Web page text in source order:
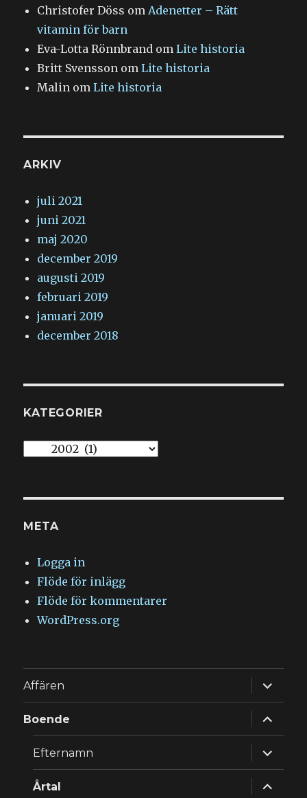
Christofer Döss omAdenetter – Rätt
vitamin för barn
Eva-Lotta Rönnbrand omLite historia
Britt Svensson omLite historia
Malin omLite historia
ARKIV
juli 2021
juni 2021
maj 2020
december 2019
augusti 2019
februari 2019
januari 2019
december 2018
KATEGORIER
Kategorier
META
Logga in
Flöde för inlägg
Flöde för kommentarer
WordPress.org
Affären
Boende
Efternamn
Årtal